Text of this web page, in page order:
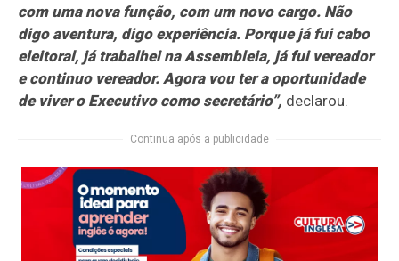
com uma nova função, com um novo cargo. Não
digo aventura, digo experiência. Porque já fui cabo
eleitoral, já trabalhei na Assembleia, já fui vereador
e continuo vereador. Agora vou ter a oportunidade
de viver o Executivo como secretário”, declarou.
Continua após a publicidade